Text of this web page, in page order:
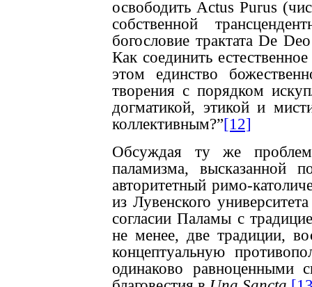
освободить Actus Purus
собственной
богословие трактата De
Как соединить
этом единство
творения с порядком
догматикой, этикой и
коллективным?”[12]
Обсуждая ту же
паламизма, высказанной
авторитетный римо-
из Лувенского
согласии Паламы с
не менее, две традиции,
концептуальную
одинаково равноценными